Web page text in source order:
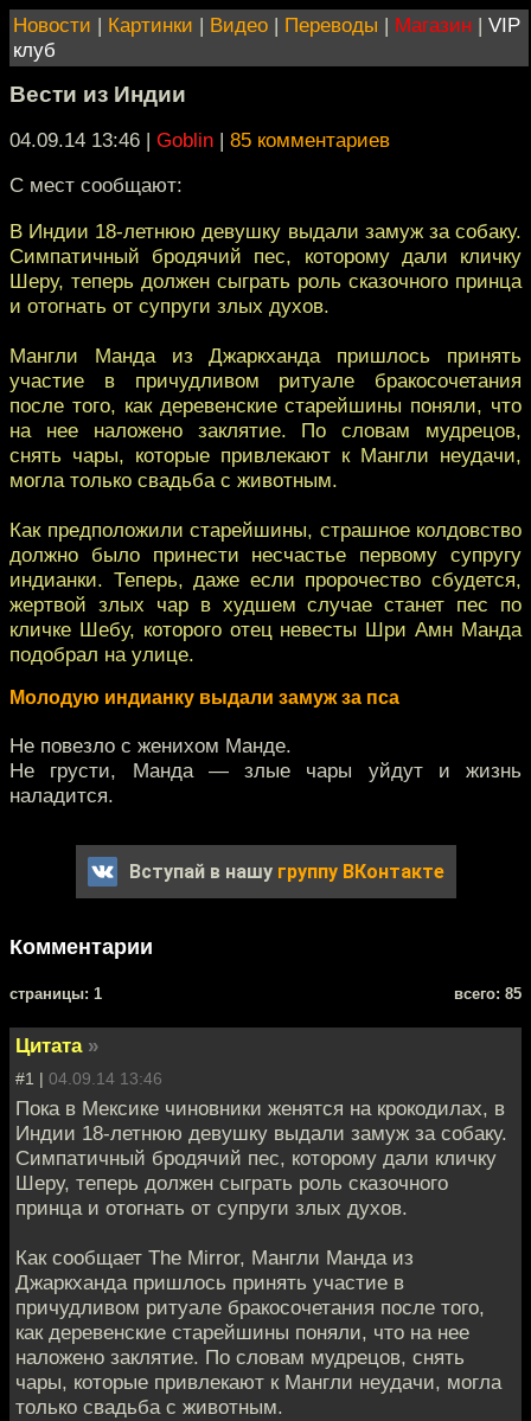
Новости | Картинки | Видео | Переводы | Магазин | VIP
клуб
Вести из Индии
04.09.14 13:46 | Goblin | 85 комментариев
С мест сообщают:
В Индии 18-летнюю девушку выдали замуж за собаку.
Симпатичный бродячий пес, которому дали кличку
Шеру, теперь должен сыграть роль сказочного принца
и отогнать от супруги злых духов.
Мангли Манда из Джаркханда пришлось принять
участие в причудливом ритуале бракосочетания
после того, как деревенские старейшины поняли, что
на нее наложено заклятие. По словам мудрецов,
снять чары, которые привлекают к Мангли неудачи,
могла только свадьба с животным.
Как предположили старейшины, страшное колдовство
должно было принести несчастье первому супругу
индианки. Теперь, даже если пророчество сбудется,
жертвой злых чар в худшем случае станет пес по
кличке Шебу, которого отец невесты Шри Амн Манда
подобрал на улице.
Молодую индианку выдали замуж за пса
Не повезло с женихом Манде.
Не грусти, Манда — злые чары уйдут и жизнь
наладится.
Вступай в нашу группу ВКонтакте
Комментарии
cтраницы: 1 всего: 85
Цитата »
#1 | 04.09.14 13:46
Пока в Мексике чиновники женятся на крокодилах, в
Индии 18-летнюю девушку выдали замуж за собаку.
Симпатичный бродячий пес, которому дали кличку
Шеру, теперь должен сыграть роль сказочного
принца и отогнать от супруги злых духов.
Как сообщает The Mirror, Мангли Манда из
Джаркханда пришлось принять участие в
причудливом ритуале бракосочетания после того,
как деревенские старейшины поняли, что на нее
наложено заклятие. По словам мудрецов, снять
чары, которые привлекают к Мангли неудачи, могла
только свадьба с животным.